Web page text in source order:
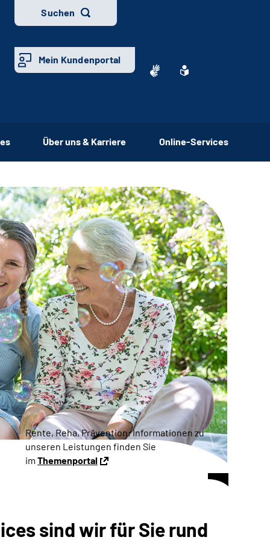
Suchen
Mein Kundenportal
Über uns & Karriere Online-Services
Rente, Reha, Prävention: Informationen zu
unseren Leistungen finden Sie
im Themenportal
sind wir für Sie rund